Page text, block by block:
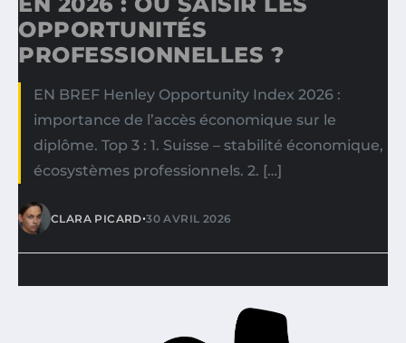
OPPORTUNITÉS
PROFESSIONNELLES ?
EN BREF Henley Opportunity Index 2026 :
importance de l’accès économique sur le
diplôme. Top 3 : 1. Suisse – stabilité économique,
écosystèmes professionnels. 2. […]
CLARA PICARD•30 AVRIL 2026